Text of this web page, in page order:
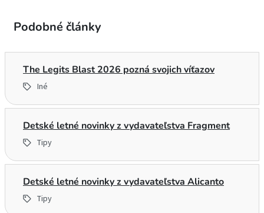
Podobné články
The Legits Blast 2026 pozná svojich víťazov
Iné
Detské letné novinky z vydavateľstva Fragment
Tipy
Detské letné novinky z vydavateľstva Alicanto
Tipy